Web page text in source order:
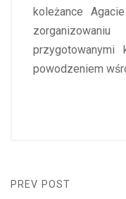
koleżance
przygotowanymi
powodzeniem
PREV POST